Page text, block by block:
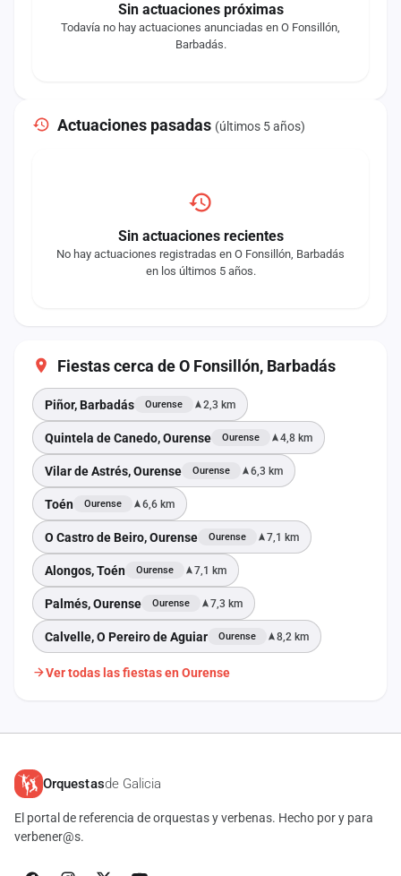
Sin actuaciones próximas
Todavía no hay actuaciones anunciadas en O Fonsillón,
Barbadás.
Actuaciones pasadas (últimos 5 años)
Sin actuaciones recientes
No hay actuaciones registradas en O Fonsillón, Barbadás
en los últimos 5 años.
Fiestas cerca de O Fonsillón, Barbadás
Piñor, Barbadás Ourense 2,3 km
Quintela de Canedo, Ourense Ourense 4,8 km
Vilar de Astrés, Ourense Ourense 6,3 km
Toén Ourense 6,6 km
O Castro de Beiro, Ourense Ourense 7,1 km
Alongos, Toén Ourense 7,1 km
Palmés, Ourense Ourense 7,3 km
Calvelle, O Pereiro de Aguiar Ourense 8,2 km
Ver todas las fiestas en Ourense
Orquestasde Galicia
El portal de referencia de orquestas y verbenas. Hecho por y para
verbener@s.